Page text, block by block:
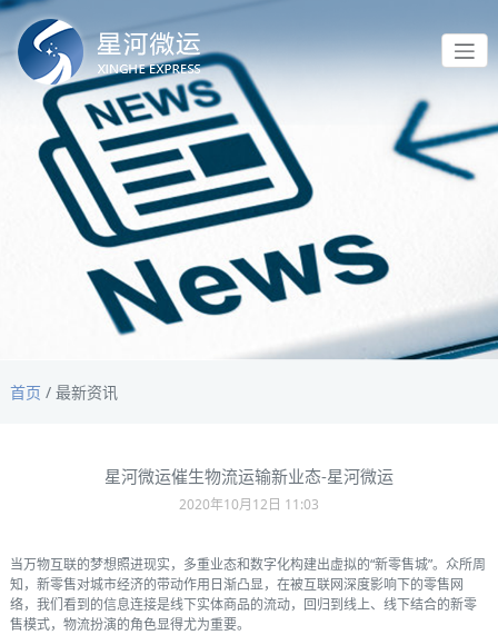
首页 / 最新资讯
星河微运催生物流运输新业态-星河微运
2020年10月12日 11:03
当万物互联的梦想照进现实，多重业态和数字化构建出虚拟的“新零售城”。众所周
知，新零售对城市经济的带动作用日渐凸显，在被互联网深度影响下的零售网
络，我们看到的信息连接是线下实体商品的流动，回归到线上、线下结合的新零
售模式，物流扮演的角色显得尤为重要。